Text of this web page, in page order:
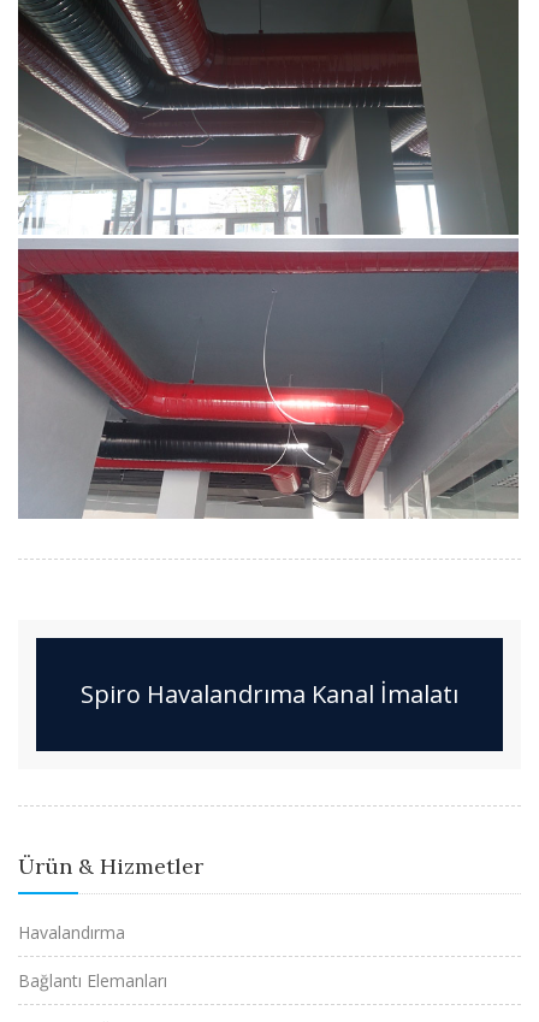
Spiro Havalandrıma Kanal İmalatı
Ürün & Hizmetler
Havalandırma
Bağlantı Elemanları